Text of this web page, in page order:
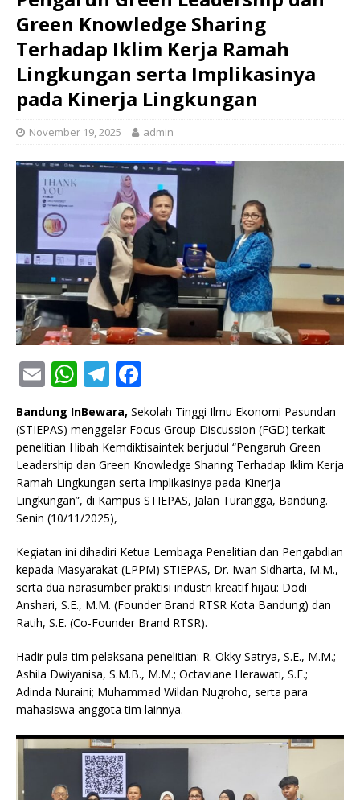
Green Knowledge Sharing
Terhadap Iklim Kerja Ramah
Lingkungan serta Implikasinya
pada Kinerja Lingkungan
November 19, 2025 admin
E
ai
l
W
h
at
s
A
p
p
T
e
g
ra
m
a
c
e
b
o
k
Bandung InBewara, Sekolah Tinggi Ilmu Ekonomi Pasundan
(STIEPAS) menggelar Focus Group Discussion (FGD) terkait
penelitian Hibah Kemdiktisaintek berjudul “Pengaruh Green
Leadership dan Green Knowledge Sharing Terhadap Iklim Kerja
Ramah Lingkungan serta Implikasinya pada Kinerja
Lingkungan”, di Kampus STIEPAS, Jalan Turangga, Bandung.
Senin (10/11/2025),
Kegiatan ini dihadiri Ketua Lembaga Penelitian dan Pengabdian
kepada Masyarakat (LPPM) STIEPAS, Dr. Iwan Sidharta, M.M.,
serta dua narasumber praktisi industri kreatif hijau: Dodi
Anshari, S.E., M.M. (Founder Brand RTSR Kota Bandung) dan
Ratih, S.E. (Co-Founder Brand RTSR).
Hadir pula tim pelaksana penelitian: R. Okky Satrya, S.E., M.M.;
Ashila Dwiyanisa, S.M.B., M.M.; Octaviane Herawati, S.E.;
Adinda Nuraini; Muhammad Wildan Nugroho, serta para
mahasiswa anggota tim lainnya.